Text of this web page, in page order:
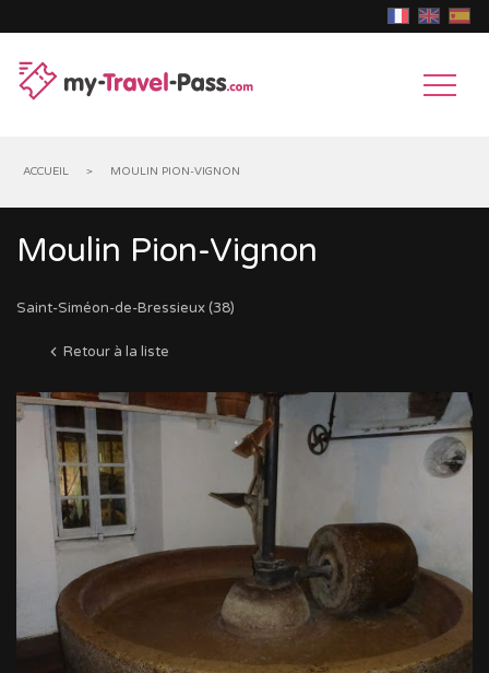
MUSÉES
HISTORIQUES
ANIMAUX
GROTTES,
GOUFFRES
PRÉHISTORIQUES
MONUMENTS
RELIGIEUXTOURISME
INDUSTRIELVILLAGES
DE CROISIÈRES
ACCUEIL > MOULIN PION-VIGNON
Moulin Pion-Vignon
Saint-Siméon-de-Bressieux (38)
Retour à la liste